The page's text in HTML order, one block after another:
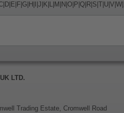
D E F G H J K L M N O P Q R S T U V W
LTD.
Trading Estate, Cromwell Road